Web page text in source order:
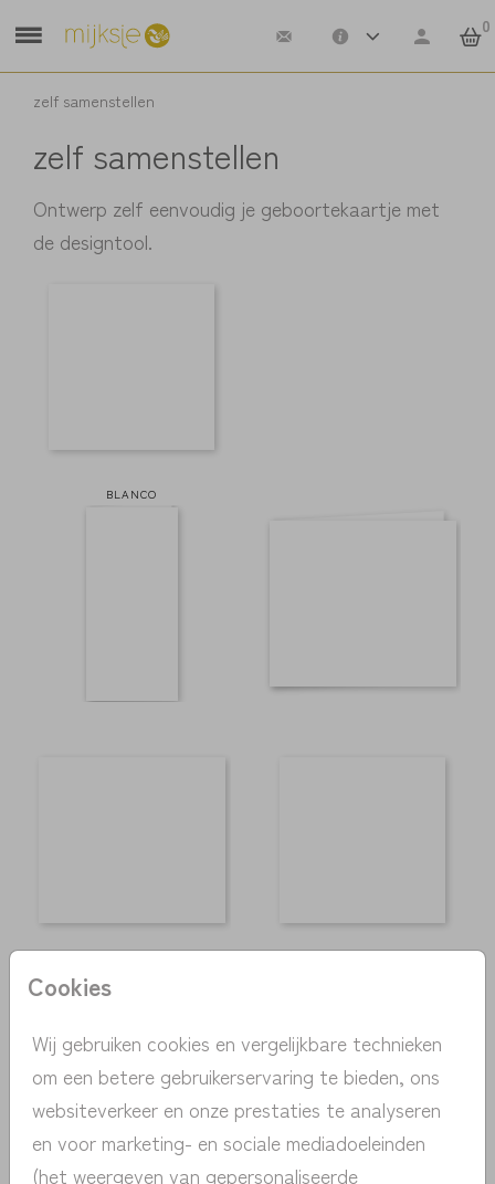
0
Cookies
Wij gebruiken cookies en vergelijkbare technieken
om een betere gebruikerservaring te bieden, ons
websiteverkeer en onze prestaties te analyseren
en voor marketing- en sociale mediadoeleinden
(het weergeven van gepersonaliseerde
zelf samenstellen
zelf samenstellen
Ontwerp zelf eenvoudig je geboortekaartje met
de designtool.
BLANCO